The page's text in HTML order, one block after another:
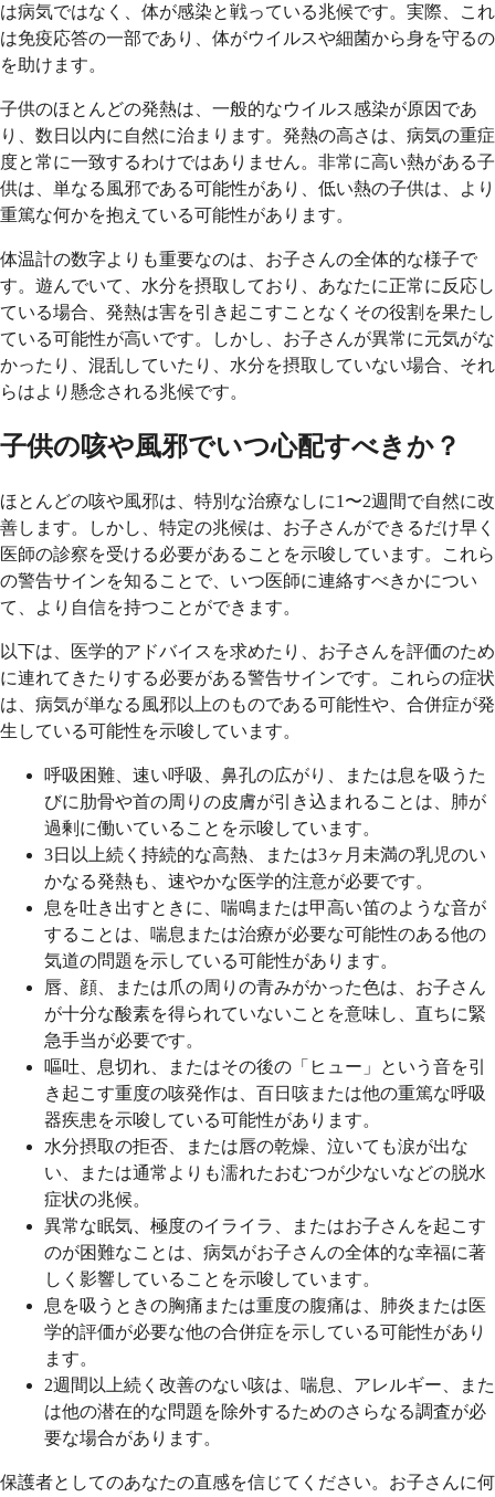
は病気ではなく、体が感染と戦っている兆候です。実際、これ
は免疫応答の一部であり、体がウイルスや細菌から身を守るの
を助けます。
子供のほとんどの発熱は、一般的なウイルス感染が原因であ
り、数日以内に自然に治まります。発熱の高さは、病気の重症
度と常に一致するわけではありません。非常に高い熱がある子
供は、単なる風邪である可能性があり、低い熱の子供は、より
重篤な何かを抱えている可能性があります。
体温計の数字よりも重要なのは、お子さんの全体的な様子で
す。遊んでいて、水分を摂取しており、あなたに正常に反応し
ている場合、発熱は害を引き起こすことなくその役割を果たし
ている可能性が高いです。しかし、お子さんが異常に元気がな
かったり、混乱していたり、水分を摂取していない場合、それ
らはより懸念される兆候です。
子供の咳や風邪でいつ心配すべきか？
ほとんどの咳や風邪は、特別な治療なしに1〜2週間で自然に改
善します。しかし、特定の兆候は、お子さんができるだけ早く
医師の診察を受ける必要があることを示唆しています。これら
の警告サインを知ることで、いつ医師に連絡すべきかについ
て、より自信を持つことができます。
以下は、医学的アドバイスを求めたり、お子さんを評価のため
に連れてきたりする必要がある警告サインです。これらの症状
は、病気が単なる風邪以上のものである可能性や、合併症が発
生している可能性を示唆しています。
呼吸困難、速い呼吸、鼻孔の広がり、または息を吸うた
びに肋骨や首の周りの皮膚が引き込まれることは、肺が
過剰に働いていることを示唆しています。
3日以上続く持続的な高熱、または3ヶ月未満の乳児のい
かなる発熱も、速やかな医学的注意が必要です。
息を吐き出すときに、喘鳴または甲高い笛のような音が
することは、喘息または治療が必要な可能性のある他の
気道の問題を示している可能性があります。
唇、顔、または爪の周りの青みがかった色は、お子さん
が十分な酸素を得られていないことを意味し、直ちに緊
急手当が必要です。
嘔吐、息切れ、またはその後の「ヒュー」という音を引
き起こす重度の咳発作は、百日咳または他の重篤な呼吸
器疾患を示唆している可能性があります。
水分摂取の拒否、または唇の乾燥、泣いても涙が出な
い、または通常よりも濡れたおむつが少ないなどの脱水
症状の兆候。
異常な眠気、極度のイライラ、またはお子さんを起こす
のが困難なことは、病気がお子さんの全体的な幸福に著
しく影響していることを示唆しています。
息を吸うときの胸痛または重度の腹痛は、肺炎または医
学的評価が必要な他の合併症を示している可能性があり
ます。
2週間以上続く改善のない咳は、喘息、アレルギー、また
は他の潜在的な問題を除外するためのさらなる調査が必
要な場合があります。
保護者としてのあなたの直感を信じてください。お子さんに何